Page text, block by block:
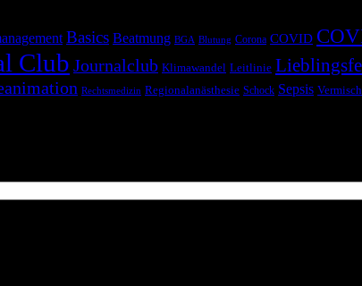
Basics Beatmung BGA Blutung Corona COVID
Club Journalclub Klimawandel Leitlinie
Rechtsmedizin Regionalanästhesie Schock Sepsis